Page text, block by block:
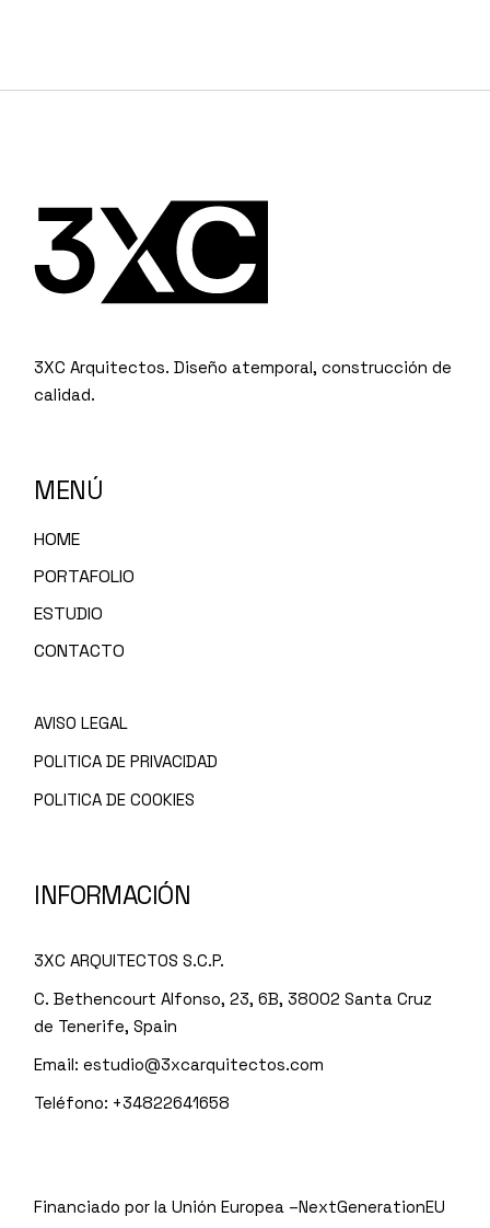
3XC Arquitectos. Diseño atemporal, construcción de
calidad.
MENÚ
HOME
PORTAFOLIO
ESTUDIO
CONTACTO
AVISO LEGAL
POLITICA DE PRIVACIDAD
POLITICA DE COOKIES
INFORMACIÓN
3XC ARQUITECTOS S.C.P.
C. Bethencourt Alfonso, 23, 6B, 38002 Santa Cruz
de Tenerife, Spain
Email:estudio@3xcarquitectos.com
Teléfono: +34822641658
Financiado por la Unión Europea –NextGenerationEU